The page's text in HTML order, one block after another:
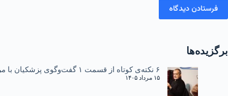
فرستادن دیدگاه
برگزیده‌ها
۶ نکته‌ی کوتاه از قسمت ۱ گفت‌وگوی پزشکیان با مردم
۱۵ مرداد ۱۴۰۵